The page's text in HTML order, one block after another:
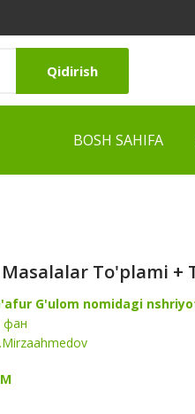
Qidirish
BOSH SAHIFA
To'plami +
G'ulom nomidagi